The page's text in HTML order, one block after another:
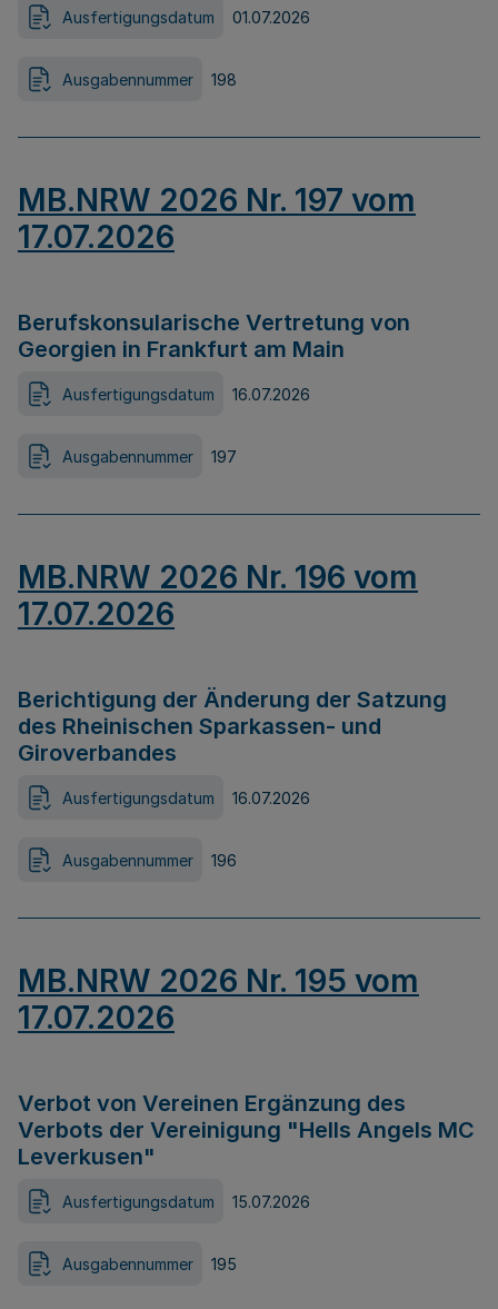
Ausfertigungsdatum 01.07.2026
Ausgabennummer 198
MB.NRW 2026 Nr. 197 vom
17.07.2026
Berufskonsularische Vertretung von
Georgien in Frankfurt am Main
Ausfertigungsdatum 16.07.2026
Ausgabennummer 197
MB.NRW 2026 Nr. 196 vom
17.07.2026
Berichtigung der Änderung der Satzung
des Rheinischen Sparkassen- und
Giroverbandes
Ausfertigungsdatum 16.07.2026
Ausgabennummer 196
MB.NRW 2026 Nr. 195 vom
17.07.2026
Verbot von Vereinen Ergänzung des
Verbots der Vereinigung "Hells Angels MC
Leverkusen"
Ausfertigungsdatum 15.07.2026
Ausgabennummer 195